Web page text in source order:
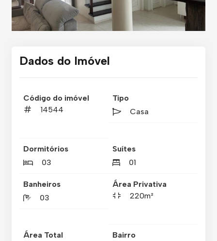
Dados do Imóvel
Código do imóvel
14544
Tipo
Casa
Dormitórios
03
Suítes
01
Banheiros
03
Área Privativa
220m²
Área Total
Bairro